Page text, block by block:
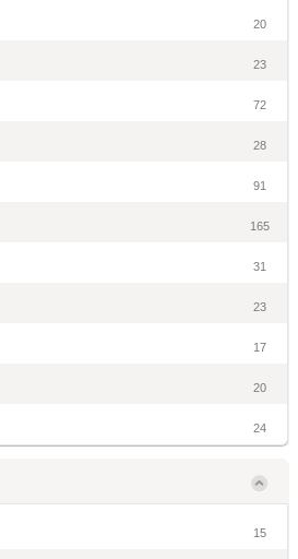
20
23
72
28
91
165
31
23
17
20
24
15